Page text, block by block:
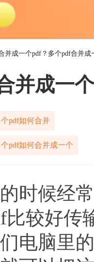
并成一个pdf？多个pdf合并成
并成一
pdf如何合并
pdf如何合并成一个
候经常
比较好传
电脑里